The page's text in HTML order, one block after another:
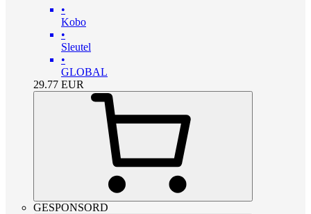
•
Kobo
•
Sleutel
•
GLOBAL
29.77 EUR
GESPONSORD